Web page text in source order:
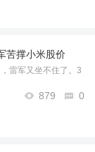
苦撑小米股价
雷军又坐不住了。3
回购计划，公司在
不定期按最高总额
879 0